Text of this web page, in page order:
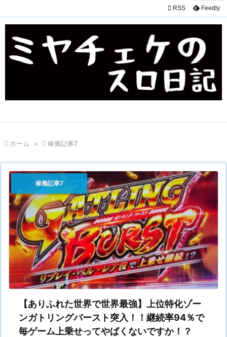
 RSS Feedly
 ホーム >  稼働記事7
【ありふれた世界で世界最強】上位特化ゾー
ンガトリングバースト突入！！継続率94％で
毎ゲーム上乗せってやばくないですか！？
稼働記事7